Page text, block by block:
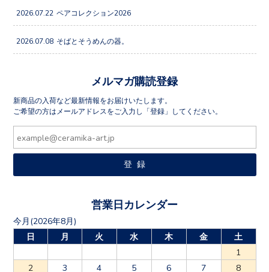
2026.07.22 ペアコレクション2026
2026.07.08 そばとそうめんの器。
メルマガ購読登録
新商品の入荷など最新情報をお届けいたします。
ご希望の方はメールアドレスをご入力し「登録」してください。
営業日カレンダー
今月(2026年8月)
日
月 火 水 木 金
土
1
2
3 4 5 6 7
8